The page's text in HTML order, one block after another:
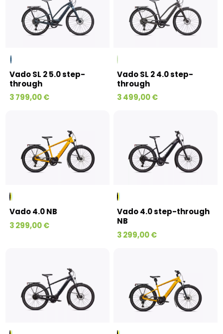
Vado SL 2 5.0 step-
through
3 799,00 €
Vado SL 2 4.0 step-
through
3 499,00 €
Vado 4.0 NB
3 299,00 €
Vado 4.0 step-through
NB
3 299,00 €